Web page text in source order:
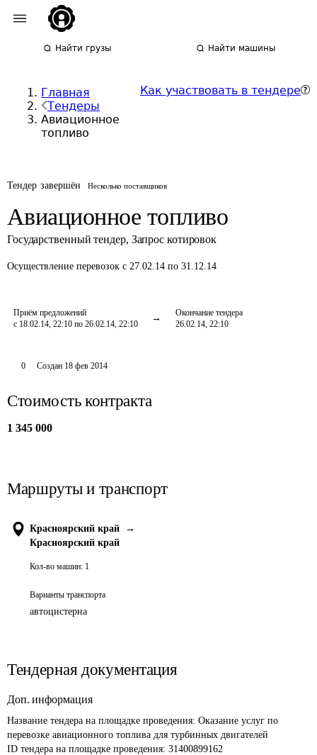
Найти грузы Найти машины
Главная
Тендеры
Авиационное
топливо
Как участвовать в тендере
Тендер завершён Несколько поставщиков
Авиационное топливо
Государственный тендер, Запрос котировок
Осуществление перевозок с 27.02.14 по 31.12.14
Приём предложений
с 18.02.14, 22:10 по 26.02.14, 22:10
Окончание тендера
26.02.14, 22:10
0 Создан 18 фев 2014
Стоимость контракта
1 345 000
Маршруты и транспорт
Красноярский край
→
Красноярский край
Кол-во машин: 1
Варианты транспорта
автоцистерна
Тендерная документация
Доп. информация
Название тендера на площадке проведения: Оказание услуг по
перевозке авиационного топлива для турбинных двигателей
ID тендера на площадке проведения: 31400899162